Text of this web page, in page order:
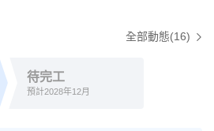
全部動態(16)
待完工
預計2028年12月